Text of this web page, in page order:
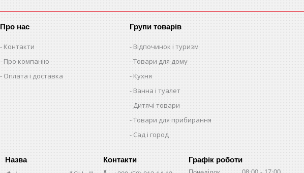
Про нас
Контакти
Про компанію
Оплата і доставка
Групи товарів
Відпочинок і туризм
Товари для дому
Кухня
Ванна і туалет
Дитячі товари
Товари для прибирання
Сад і город
Графік роботи